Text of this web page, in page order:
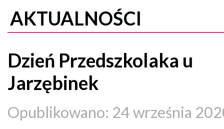
AKTUALNOŚCI
Dzień Przedszkolaka u
Jarzębinek
Opublikowano: 24 września